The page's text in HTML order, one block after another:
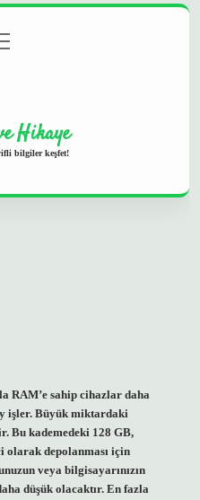
Hikaye
bilgiler keşfet!
RAM’e sahip cihazlar daha
işler. Büyük miktardaki
Bu kademedeki 128 GB,
depolanması için
veya bilgisayarınızın
düşük olacaktır. En fazla